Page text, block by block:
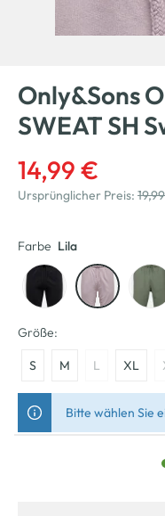
Only&Sons
SWEAT SH
14,99 €
Ursprünglicher Preis:
Farbe Lila
Größe:
S M L XL
Bitte wählen Sie